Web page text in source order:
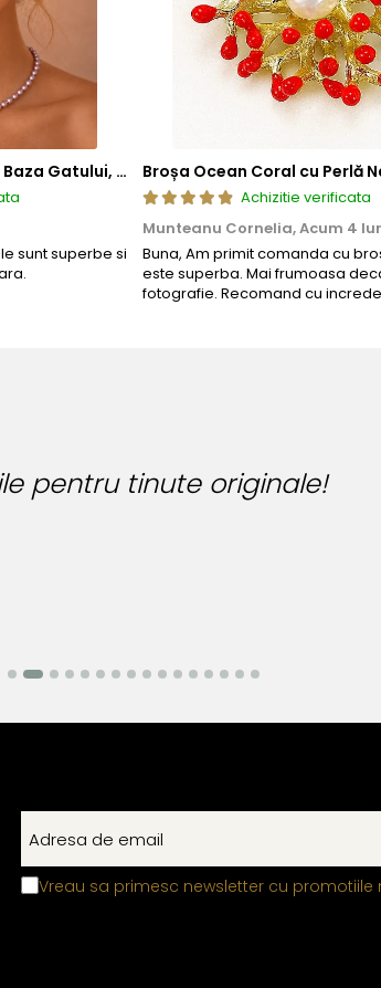
Colier cu Perle Lavanda la Baza Gatului, de 4-5 mm, Perle Rare, Calitate AAA+, Aur 14K | KASKADDA®
sunt superbe si
Broșa Ocean Coral cu Perlă
Achizitie verificata
Munteanu Cornelia,Acum 4
Buna, Am primit comanda cu
este superba. Mai frumoasa
fotografie. Recomand cu
Bijuteria perfecta
Vreau sa primesc newsletter cu